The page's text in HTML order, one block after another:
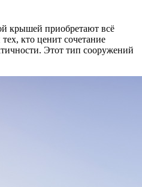
крышей приобретают всё
кто ценит сочетание
Этот тип сооружений